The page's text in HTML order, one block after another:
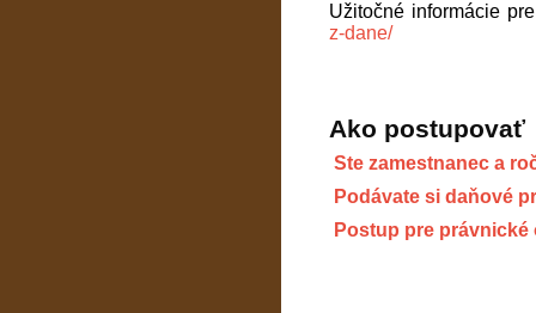
Užitočné informácie
z-dane/
Ako postupovať
Ste zamestnanec a
Podávate si daňové
Postup pre právnické